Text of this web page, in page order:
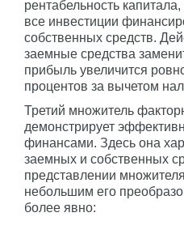
рентабельность
все инвестиции
собственных средств.
заемные средства
прибыль увеличится
процентов за вычетом
Третий множитель
демонстрирует
финансами. Здесь она
заемных и собственных
представлении
небольшим его
более явно: